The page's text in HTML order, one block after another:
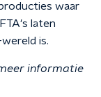
waar
laten
is.
informatie